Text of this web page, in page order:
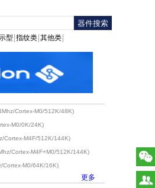
型 指纹类 其他类
Cortex-M0/512K/48K)
M0/0K/24K)
Cortex-M4F/512K/144K)
Cortex-M4F+M0/512K/144K)
Cortex-M0/64K/16K)
更多